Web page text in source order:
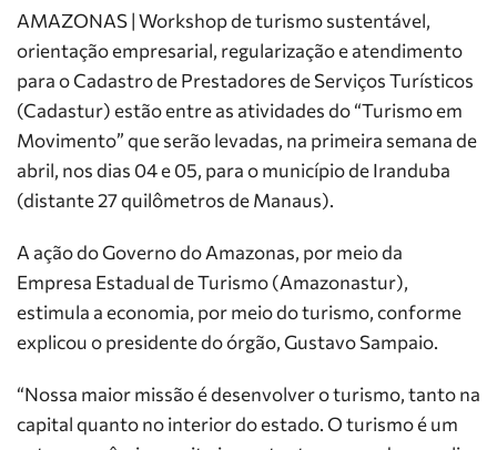
AMAZONAS | Workshop de turismo sustentável,
orientação empresarial, regularização e atendimento
para o Cadastro de Prestadores de Serviços Turísticos
(Cadastur) estão entre as atividades do “Turismo em
Movimento” que serão levadas, na primeira semana de
abril, nos dias 04 e 05, para o município de Iranduba
(distante 27 quilômetros de Manaus).
A ação do Governo do Amazonas, por meio da
Empresa Estadual de Turismo (Amazonastur),
estimula a economia, por meio do turismo, conforme
explicou o presidente do órgão, Gustavo Sampaio.
“Nossa maior missão é desenvolver o turismo, tanto na
capital quanto no interior do estado. O turismo é um